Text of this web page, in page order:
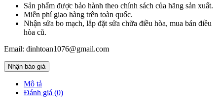
Sản phẩm được bảo hành theo chính sách của hãng sản xuất.
Miễn phí giao hàng trên toàn quốc.
Nhận sửa bo mạch, lắp đặt sửa chữa điều hòa, mua bán điều
hòa cũ.
Email: dinhtoan1076@gmail.com
Nhận báo giá
Mô tả
Đánh giá (0)